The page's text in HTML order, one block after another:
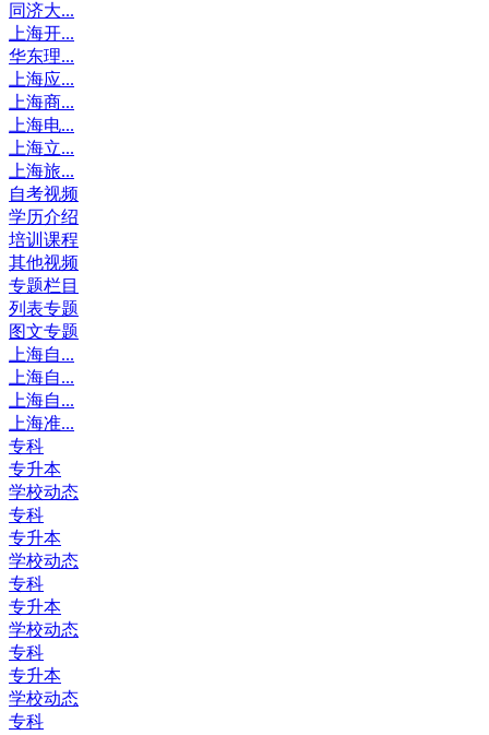
同济大...
上海开...
华东理...
上海应...
上海商...
上海电...
上海立...
上海旅...
自考视频
学历介绍
培训课程
其他视频
专题栏目
列表专题
图文专题
上海自...
上海自...
上海自...
上海准...
专科
专升本
学校动态
专科
专升本
学校动态
专科
专升本
学校动态
专科
专升本
学校动态
专科